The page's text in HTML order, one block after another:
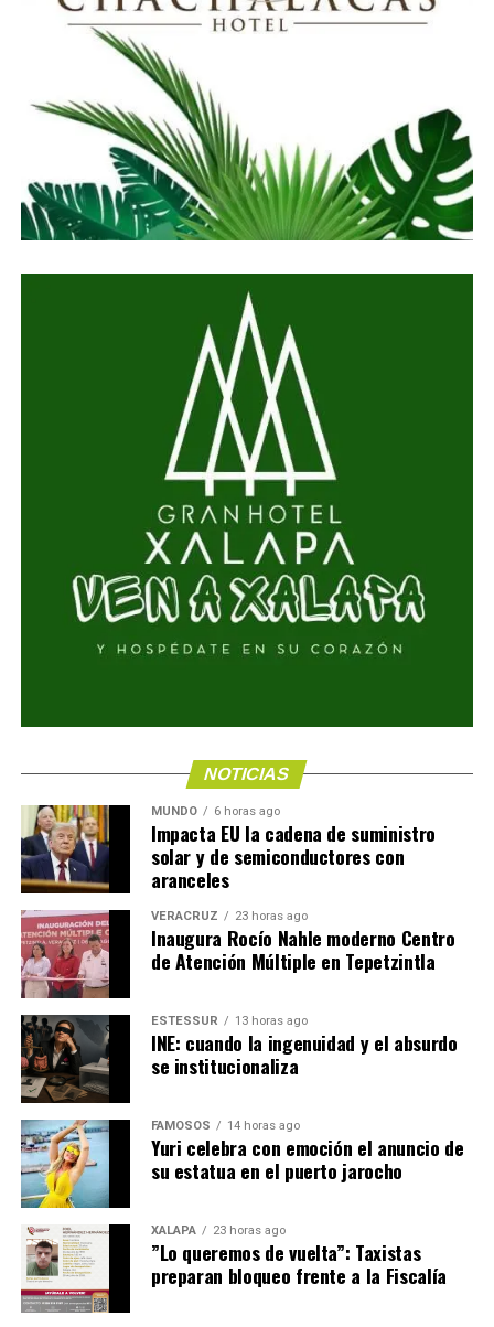
NOTICIAS
MUNDO 6 horas ago
Impacta EU la cadena de suministro
solar y de semiconductores con
aranceles
VERACRUZ 23 horas ago
Inaugura Rocío Nahle moderno Centro
de Atención Múltiple en Tepetzintla
ESTESSUR 13 horas ago
INE: cuando la ingenuidad y el absurdo
se institucionaliza
FAMOSOS 14 horas ago
Yuri celebra con emoción el anuncio de
su estatua en el puerto jarocho
XALAPA 23 horas ago
​”Lo queremos de vuelta”: Taxistas
preparan bloqueo frente a la Fiscalía